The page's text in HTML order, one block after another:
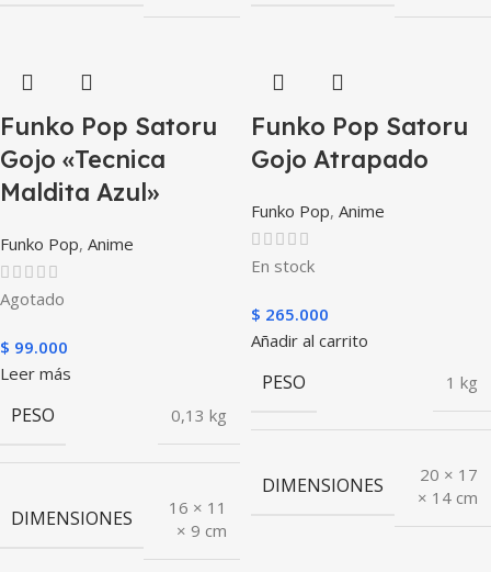
Funko Pop Satoru
Gojo «Tecnica
Maldita Azul»
Funko Pop, Anime
Agotado
$ 99.000
Leer más
PESO 0,13 kg
DIMENSIONES
16 × 11
× 9 cm
Funko Pop Satoru
Gojo Atrapado
Funko Pop, Anime
En stock
$ 265.000
Añadir al carrito
PESO 1 kg
DIMENSIONES
20 × 17
× 14 cm